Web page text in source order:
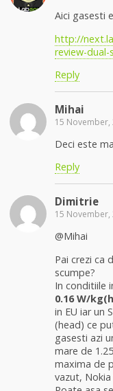
Aici gasesti
http://
review-
Reply
Mihai
15 November,
Deci este
Reply
Dimitrie
15 November,
@Mihai
Pai crezi ca
scumpe?
In conditiile
0.16 W/
in EU iar un
(head) ce
gasesti azi
mare de
maxima de
vazut,